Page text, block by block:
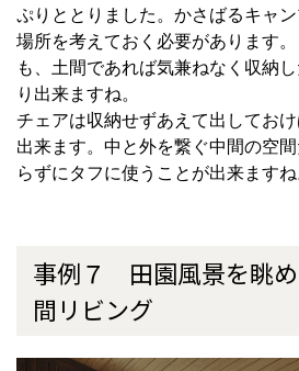
ぷりととりました。かさばるキャ
場所を考えておく必要があります
も、土間であれば気兼ねなく収納
り出来ますね。
チェアは収納せずあえて出してお
出来ます。中と外を繋ぐ中間の空
らずにタフに使うことが出来ますね
事例７ 田園風景を眺
間リビング